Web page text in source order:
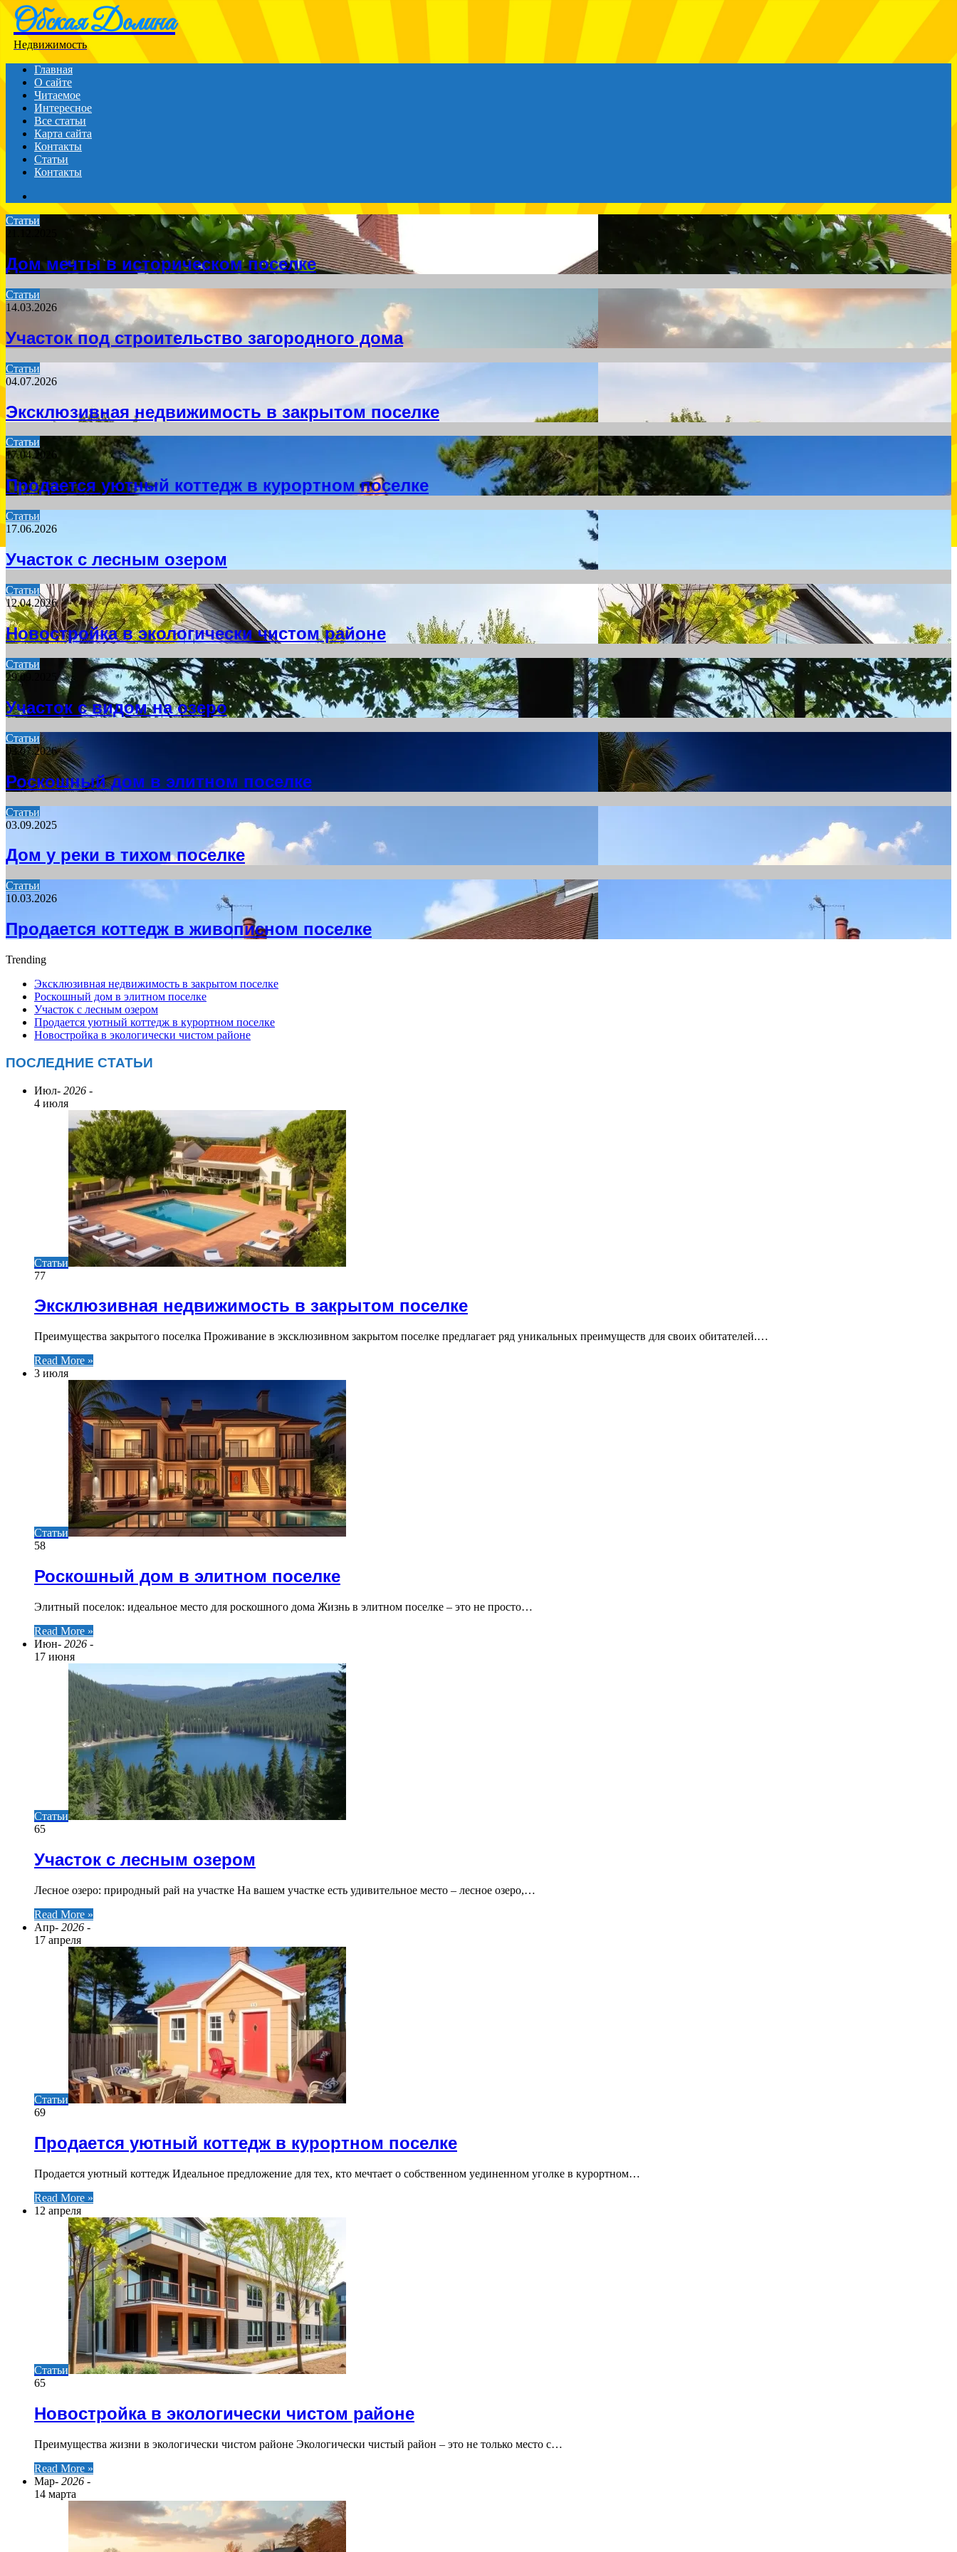
Menu
Обская Долина
Недвижимость
Главная
О сайте
Читаемое
Интересное
Все статьи
Карта сайта
Контакты
Статьи
Контакты
Статьи
Дом мечты в историческом поселке
Статьи
14.03.2026
Участок под строительство загородного дома
Статьи
04.07.2026
Эксклюзивная недвижимость в закрытом поселке
Статьи
17.04.2026
Продается уютный коттедж в курортном поселке
Статьи
17.06.2026
Участок с лесным озером
Статьи
12.04.2026
Новостройка в экологически чистом районе
Статьи
29.09.2025
Участок с видом на озеро
Статьи
03.07.2026
Роскошный дом в элитном поселке
Статьи
03.09.2025
Дом у реки в тихом поселке
Статьи
10.03.2026
Продается коттедж в живописном поселке
Trending
Эксклюзивная недвижимость в закрытом поселке
Роскошный дом в элитном поселке
Участок с лесным озером
Продается уютный коттедж в курортном поселке
Новостройка в экологически чистом районе
ПОСЛЕДНИЕ СТАТЬИ
Июл- 2026 -
4 июля
Статьи
77
Эксклюзивная недвижимость в закрытом поселке
Преимущества закрытого поселка Проживание в эксклюзивном закрытом поселке предлагает ряд уникальных преимуществ для своих обитателей.…
Read More »
3 июля
Статьи
58
Роскошный дом в элитном поселке
Элитный поселок: идеальное место для роскошного дома Жизнь в элитном поселке – это не просто…
Read More »
Июн- 2026 -
17 июня
Статьи
65
Участок с лесным озером
Лесное озеро: природный рай на участке На вашем участке есть удивительное место – лесное озеро,…
Read More »
Апр- 2026 -
17 апреля
Статьи
69
Продается уютный коттедж в курортном поселке
Продается уютный коттедж Идеальное предложение для тех, кто мечтает о собственном уединенном уголке в курортном…
Read More »
12 апреля
Статьи
65
Новостройка в экологически чистом районе
Преимущества жизни в экологически чистом районе Экологически чистый район – это не только место с…
Read More »
Мар- 2026 -
14 марта